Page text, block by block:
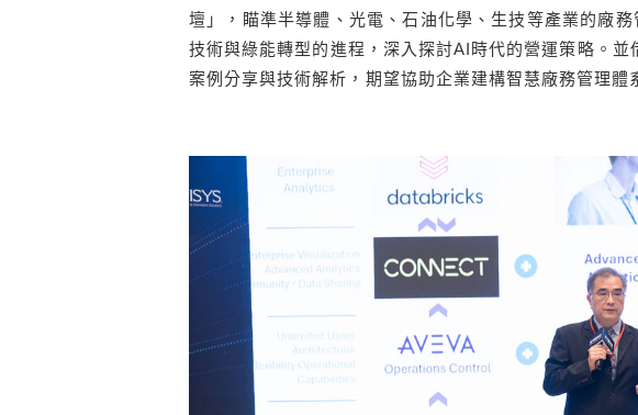
壇」，瞄準半導體、光電、石油化學、生技等產業的廠
技術與綠能轉型的進程，深入探討AI時代的營運策略。
案例分享與技術解析，期望協助企業建構智慧廠務管理體